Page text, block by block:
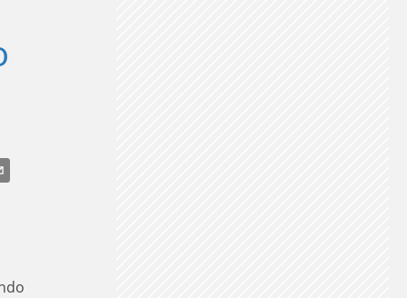
NO SUL